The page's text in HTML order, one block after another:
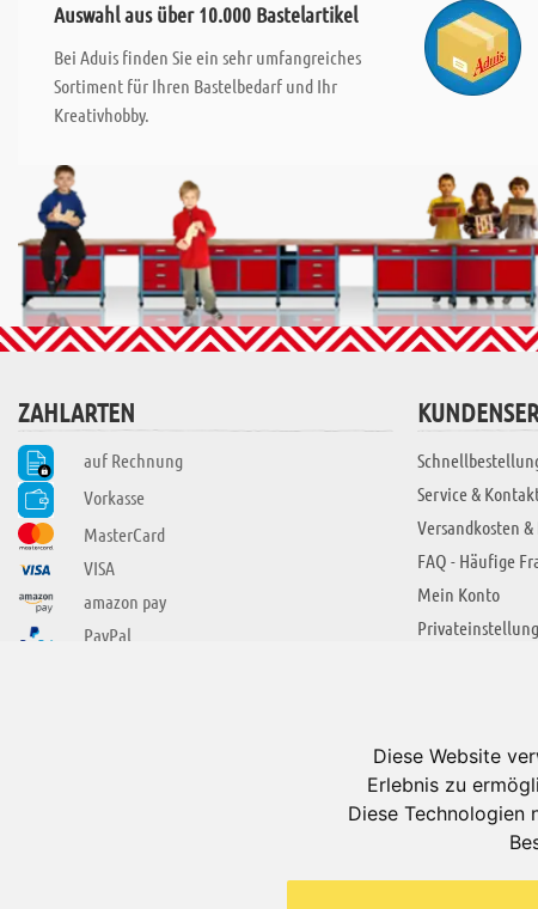
Diese Website
Erlebnis zu
Diese Technologien
Auswahl aus über 10.000 Bastelartikel
Bei Aduis finden Sie ein sehr umfangreiches
Sortiment für Ihren Bastelbedarf und Ihr
Kreativhobby.
ZAHLARTEN
auf Rechnung
Vorkasse
MasterCard
VISA
amazon pay
PayPal
Service &
Versandkosten
FAQ - Häufige
Mein Konto
Jobs
Impressum